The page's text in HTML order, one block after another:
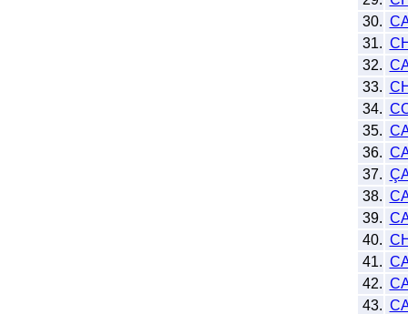
30.
31.
32.
33.
34.
35.
36.
37.
38.
39.
40.
41.
42.
43.